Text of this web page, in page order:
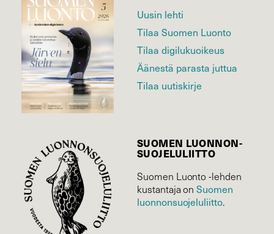
Uusin lehti
Tilaa Suomen Luonto
Tilaa digilukuoikeus
Äänestä parasta juttua
Tilaa uutiskirje
SUOMEN LUONNON­
SUOJELU­LIITTO
Suomen Luonto -lehden
kustantaja onSuomen
luonnonsuojelu­liitto.